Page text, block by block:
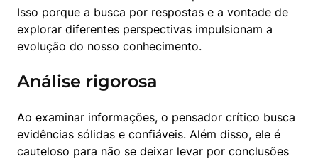
Isso porque a busca por respostas e a vontade de
explorar diferentes perspectivas impulsionam a
evolução do nosso conhecimento.
Análise rigorosa
Ao examinar informações, o pensador crítico busca
evidências sólidas e confiáveis. Além disso, ele é
cauteloso para não se deixar levar por conclusões